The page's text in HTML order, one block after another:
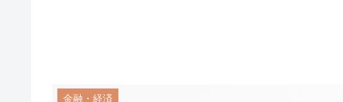
金融・経済